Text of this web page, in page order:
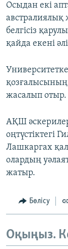
Осыдан екі
белгісіз
қайда екені
қозғалысының
жасалып отыр.
АҚШ
оңтүстіктегі
Лашкаргах
олардың
жатыр.
Бөлісу
Оқыңыз.